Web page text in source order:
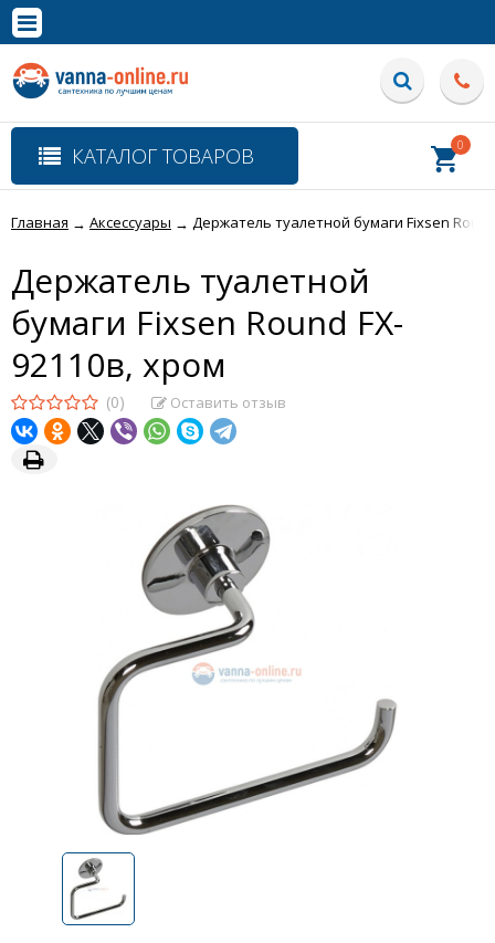
Полная версия сайта
КАТАЛОГ ТОВАРОВ 0
Главная → Аксессуары → Держатель туалетной бумаги Fixsen
Держатель туалетной
бумаги Fixsen Round FX-
92110в, хром
(0) Оставить отзыв